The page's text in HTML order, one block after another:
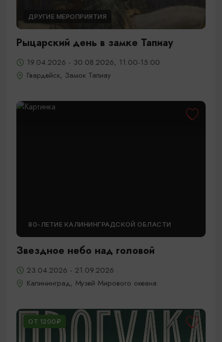
ДРУГИЕ МЕРОПРИЯТИЯ
Рыцарский день в замке Тапиау
19.04.2026 - 30.08.2026, 11:00-15:00
Гвардейск, Замок Тапиау
80-ЛЕТИЕ КАЛИНИНГРАДСКОЙ ОБЛАСТИ
Звездное небо над головой
23.04.2026 - 21.09.2026
Калининград, Музей Мирового океана
ОТ 1200₽